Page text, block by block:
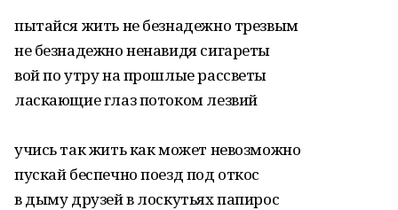
пытайся жить не безнадежно трезвым
не безнадежно ненавидя сигареты
вой по утру на прошлые рассветы
ласкающие глаз потоком лезвий
учись так жить как может невозможно
пускай беспечно поезд под откос
в дыму друзей в лоскутьях папирос